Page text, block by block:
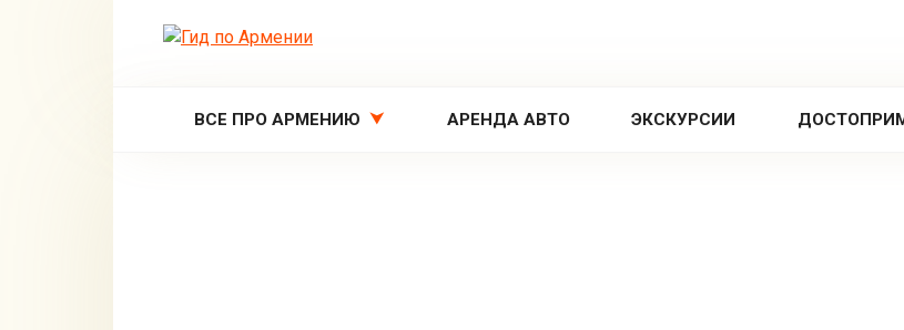
ВСЕ ПРО АРМЕНИЮ АРЕНДА АВТО ЭКСКУРСИИ